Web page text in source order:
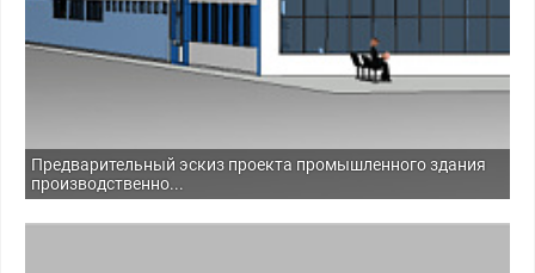
Предварительный эскиз проекта промышленного здания
производственно...